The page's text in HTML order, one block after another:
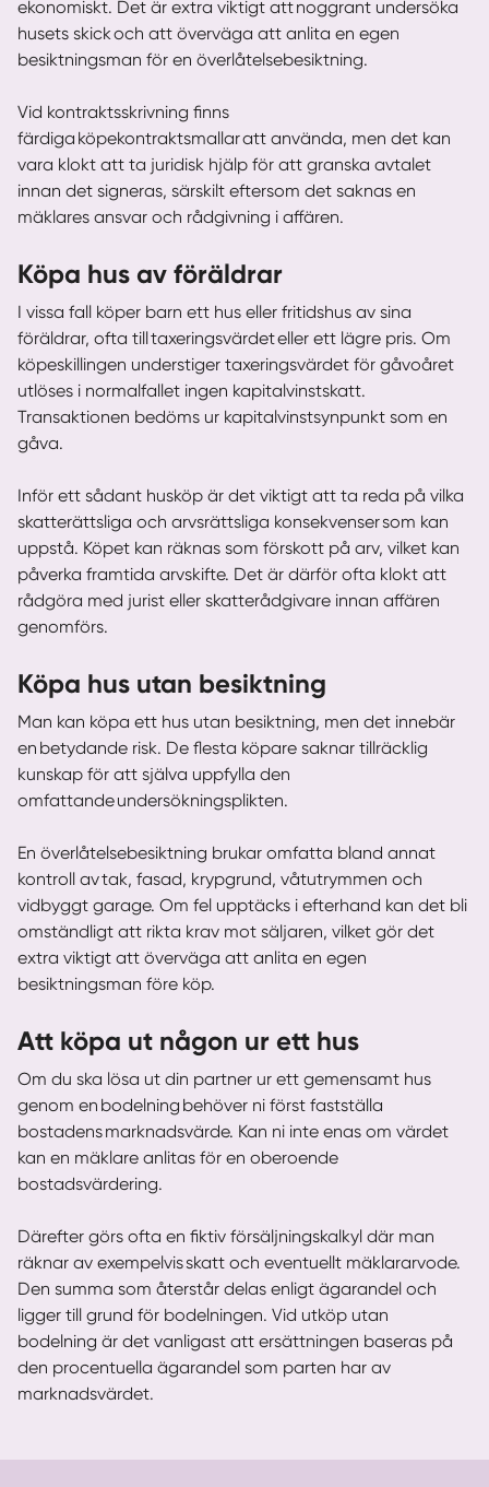
ekonomiskt. Det är extra viktigt att noggrant undersöka
husets skick och att överväga att anlita en egen
besiktningsman för en överlåtelsebesiktning.
Vid kontraktsskrivning finns
färdiga köpekontraktsmallar att använda, men det kan
vara klokt att ta juridisk hjälp för att granska avtalet
innan det signeras, särskilt eftersom det saknas en
mäklares ansvar och rådgivning i affären.
Köpa hus av föräldrar
I vissa fall köper barn ett hus eller fritidshus av sina
föräldrar, ofta till taxeringsvärdet eller ett lägre pris. Om
köpeskillingen understiger taxeringsvärdet för gåvoåret
utlöses i normalfallet ingen kapitalvinstskatt.
Transaktionen bedöms ur kapitalvinstsynpunkt som en
gåva.
Inför ett sådant husköp är det viktigt att ta reda på vilka
skatterättsliga och arvsrättsliga konsekvenser som kan
uppstå. Köpet kan räknas som förskott på arv, vilket kan
påverka framtida arvskifte. Det är därför ofta klokt att
rådgöra med jurist eller skatterådgivare innan affären
genomförs.
Köpa hus utan besiktning
Man kan köpa ett hus utan besiktning, men det innebär
en betydande risk. De flesta köpare saknar tillräcklig
kunskap för att själva uppfylla den
omfattande undersökningsplikten.
En överlåtelsebesiktning brukar omfatta bland annat
kontroll av tak, fasad, krypgrund, våtutrymmen och
vidbyggt garage. Om fel upptäcks i efterhand kan det bli
omständligt att rikta krav mot säljaren, vilket gör det
extra viktigt att överväga att anlita en egen
besiktningsman före köp.
Att köpa ut någon ur ett hus
Om du ska lösa ut din partner ur ett gemensamt hus
genom en bodelning behöver ni först fastställa
bostadens marknadsvärde. Kan ni inte enas om värdet
kan en mäklare anlitas för en oberoende
bostadsvärdering.
Därefter görs ofta en fiktiv försäljningskalkyl där man
räknar av exempelvis skatt och eventuellt mäklararvode.
Den summa som återstår delas enligt ägarandel och
ligger till grund för bodelningen. Vid utköp utan
bodelning är det vanligast att ersättningen baseras på
den procentuella ägarandel som parten har av
marknadsvärdet.